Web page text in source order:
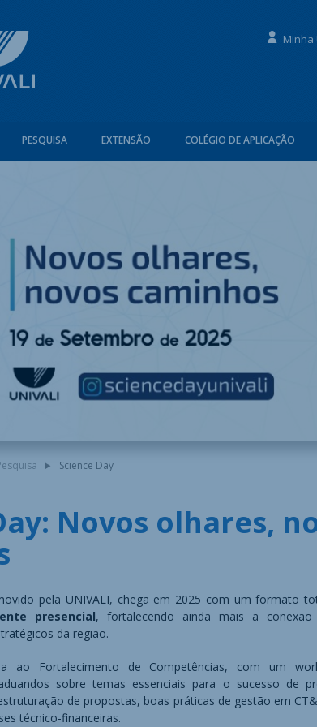
Minha
PESQUISA EXTENSÃO COLÉGIO DE APLICAÇÃO
Science Day
Novos olhares,
pela UNIVALI, chega em 2025 com um formato
presencial, fortalecendo ainda mais a conexão
da região.
ao Fortalecimento de Competências, com um
sobre temas essenciais para o sucesso de
de propostas, boas práticas de gestão em
técnico-financeiras.